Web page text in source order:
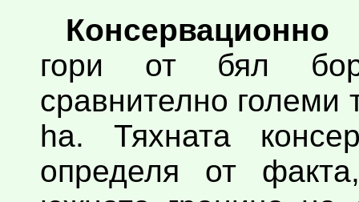
Консервационно
гори от бял
сравнително големи
ha. Тяхната
определя от